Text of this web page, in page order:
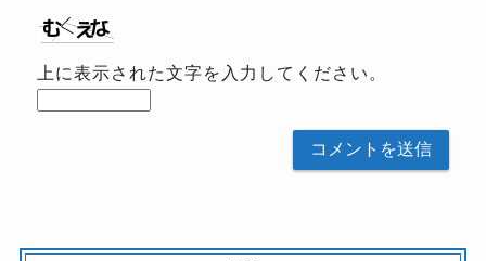
上に表示された文字を入力してください。